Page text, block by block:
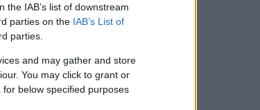
IAB’s list of downstream
parties on the IAB’s List of
parties.
and may gather and store
You may click to grant or
below specified purposes